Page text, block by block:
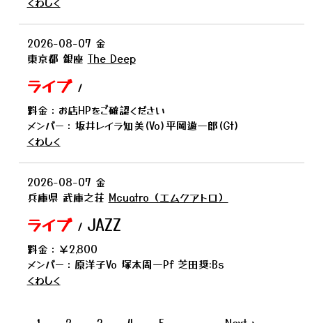
2026-08-07 金
東京都 銀座 The Deep
ライブ /
料金：お店HPをご確認ください
メンバー：坂井レイラ知美(Vo)平岡遊一郎(Gt)
くわしく
2026-08-07 金
兵庫県 武庫之荘 Mcuatro（エムクアトロ）
ライブ / JAZZ
料金：￥2,800
メンバー：原洋子Vo 塚本周一Pf 芝田奨:Bs
くわしく